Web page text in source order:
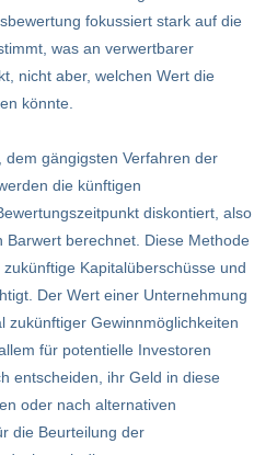
fokussiert stark auf die
was an verwertbarer
nicht aber, welchen Wert die
könnte.
gängigsten Verfahren der
die künftigen
diskontiert, also
Barwert berechnet. Diese Methode
Kapitalüberschüsse und
Der Wert einer Unternehmung
zukünftiger Gewinnmöglichkeiten
für potentielle Investoren
entscheiden, ihr Geld in diese
oder nach alternativen
die Beurteilung der